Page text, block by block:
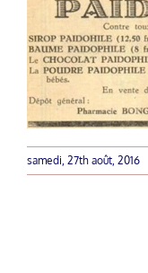
samedi, 27th août, 2016